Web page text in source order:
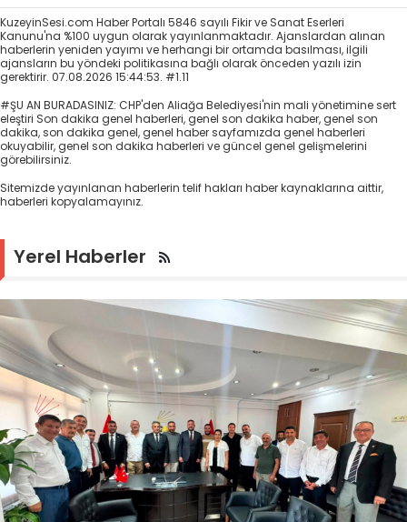
KuzeyinSesi.com Haber Portalı 5846 sayılı Fikir ve Sanat Eserleri
Kanunu'na %100 uygun olarak yayınlanmaktadır. Ajanslardan alınan
haberlerin yeniden yayımı ve herhangi bir ortamda basılması, ilgili
ajansların bu yöndeki politikasına bağlı olarak önceden yazılı izin
gerektirir. 07.08.2026 15:44:53. #1.11
#ŞU AN BURADASINIZ: CHP'den Aliağa Belediyesi'nin mali yönetimine sert
eleştiri Son dakika genel haberleri, genel son dakika haber, genel son
dakika, son dakika genel, genel haber sayfamızda genel haberleri
okuyabilir, genel son dakika haberleri ve güncel genel gelişmelerini
görebilirsiniz.
Sitemizde yayınlanan haberlerin telif hakları haber kaynaklarına aittir,
haberleri kopyalamayınız.
Yerel Haberler